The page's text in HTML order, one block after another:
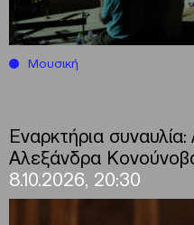
Μουσική
Εναρκτήρια
Αλεξάνδρα
8.10.2026, 20:30